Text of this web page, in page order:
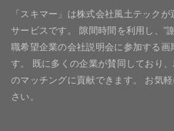
「スキマー」は株式会社風土テック
サービスです。 隙間時間を利用し、"
職希望企業の会社説明会に参加する画
す。 既に多くの企業が賛同しており
のマッチングに貢献できます。 お気
さい。